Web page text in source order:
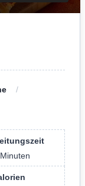
Minuten